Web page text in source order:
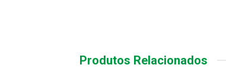
Produtos Relacionados